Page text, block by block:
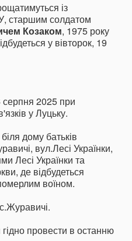
із
старшим солдатом
Козаком, 1975 року
у вівторок, 19
2025 при
у Луцьку.
дому батьків
вул.Лесі Українки,
Лесі Українки та
де відбудеться
воїном.
провести в останню